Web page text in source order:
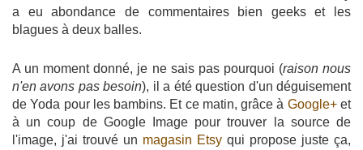
a eu abondance de commentaires bien geeks et les
blagues à deux balles.
A un moment donné, je ne sais pas pourquoi (raison nous
n'en avons pas besoin), il a été question d'un déguisement
de Yoda pour les bambins. Et ce matin, grâce à Google+et
à un coup de Google Image pour trouver la source de
l'image, j'ai trouvé un magasin Etsy qui propose juste ça,